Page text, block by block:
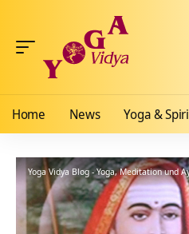
Home News Yoga &
Yoga Vidya Blog - Yoga, Meditation und